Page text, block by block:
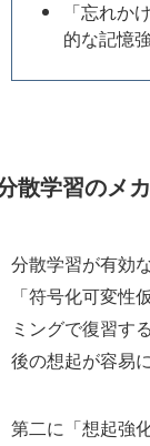
「忘れか
的な記憶
散学習のメ
分散学習が有効
「符号化可変
ミングで復習す
後の想起が容易
第二に「想起強